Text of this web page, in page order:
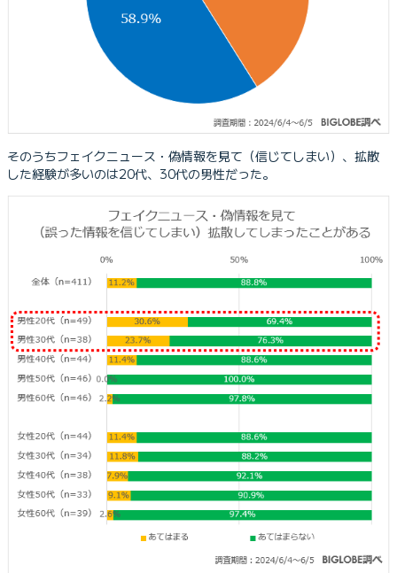
そのうちフェイクニュース・偽情報を見て（信じてしまい）、拡散
した経験が多いのは20代、30代の男性だった。